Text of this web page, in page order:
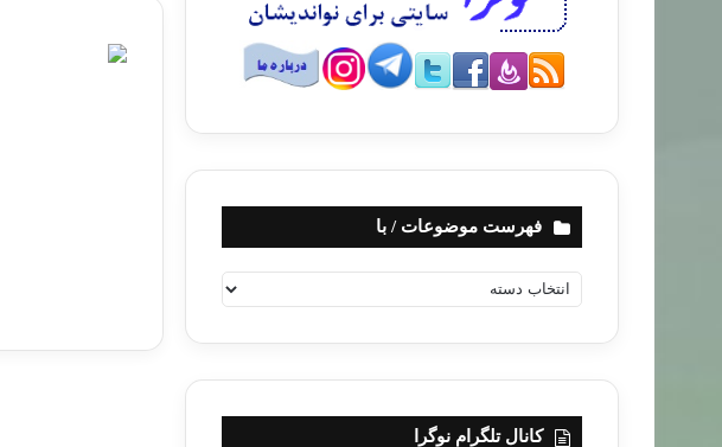
فهرست موضوعات / با
ه
ت
کانال تلگرام نوگرا